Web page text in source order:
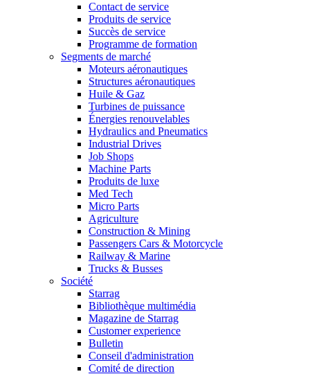
Contact de service
Produits de service
Succès de service
Programme de formation
Segments de marché
Moteurs aéronautiques
Structures aéronautiques
Huile & Gaz
Turbines de puissance
Énergies renouvelables
Hydraulics and Pneumatics
Industrial Drives
Job Shops
Machine Parts
Produits de luxe
Med Tech
Micro Parts
Agriculture
Construction & Mining
Passengers Cars & Motorcycle
Railway & Marine
Trucks & Busses
Société
Starrag
Bibliothèque multimédia
Magazine de Starrag
Customer experience
Bulletin
Conseil d'administration
Comité de direction